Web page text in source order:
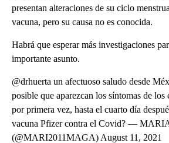
presentan alteraciones de su ciclo
vacuna, pero su causa no es conocida.
Habrá que esperar más investigaciones
importante asunto.
@drhuerta un afectuoso saludo desde
posible que aparezcan los síntomas de los
por primera vez, hasta el cuarto día
vacuna Pfizer contra el Covid? —
(@MARI2011MAGA) August 11, 2021